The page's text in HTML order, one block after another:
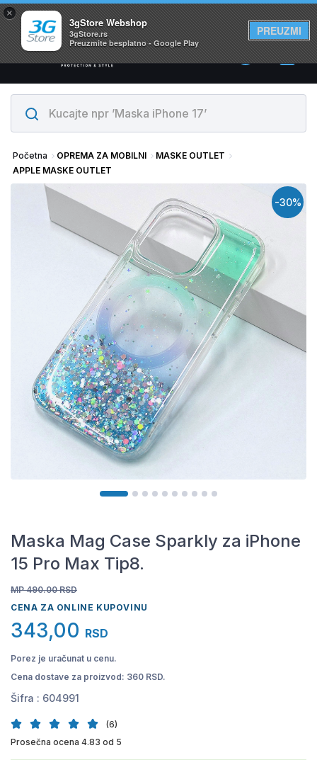
×
3gStore Webshop
3gStore.rs
Preuzmite besplatno - Google Play
PREUZMI
Svi proizvodi su na lageru. Slanje istog dana!
0
Početna OPREMA ZA MOBILNI
MASKE OUTLET
APPLE MASKE OUTLET
-30%
Maska Mag Case Sparkly za iPhone
15 Pro Max Tip8.
MP 490.00 RSD
CENA ZA ONLINE KUPOVINU
343,00 RSD
Porez je uračunat u cenu.
Cena dostave za proizvod: 360 RSD.
Šifra : 604991
(6)
Prosečna ocena 4.83 od 5